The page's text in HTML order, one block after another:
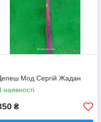
Мод Сергій Жадан
наявності
₴